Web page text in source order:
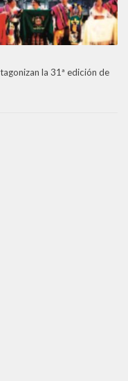
la 31ª edición de